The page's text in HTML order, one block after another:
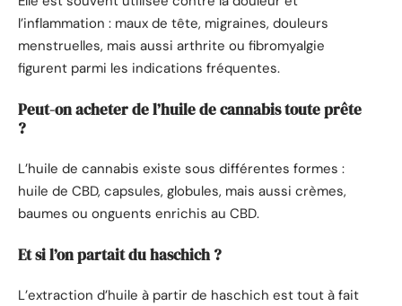
l’inflammation : maux de tête, migraines, douleurs
menstruelles, mais aussi arthrite ou fibromyalgie
figurent parmi les indications fréquentes.
Peut-on acheter de l’huile de cannabis toute prête
?
L’huile de cannabis existe sous différentes formes :
huile de CBD, capsules, globules, mais aussi crèmes,
baumes ou onguents enrichis au CBD.
Et si l’on partait du haschich ?
L’extraction d’huile à partir de haschich est tout à fait